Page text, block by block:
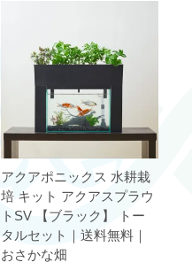
アクアポニックス 水耕栽
培 キット アクアスプラウ
トSV 【ブラック】 トー
タルセット｜送料無料｜
おさかな畑